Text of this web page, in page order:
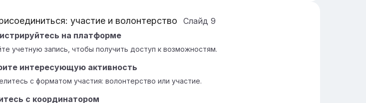
участие и волонтерство Слайд 9
на платформе
учетную запись, чтобы получить доступ к возможностям.
интересующую активность
с форматом участия: волонтерство или участие.
с координатором